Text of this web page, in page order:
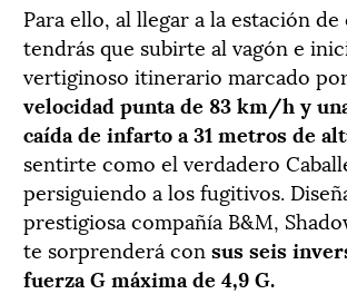
Para ello, al llegar a la estación de
tendrás que subirte al vagón e
vertiginoso itinerario marcado
velocidad punta de 83 km/h y
caída de infarto a 31 metros de
sentirte como el verdadero
persiguiendo a los fugitivos.
prestigiosa compañía B&M,
te sorprenderá con sus seis
fuerza G máxima de 4,9 G.